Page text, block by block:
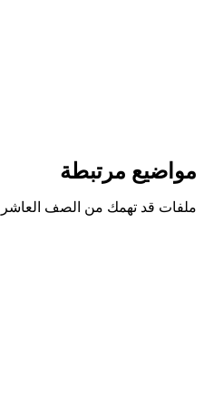
مواضيع مرتبطة
ملفات قد تهمك من الصف العاشر